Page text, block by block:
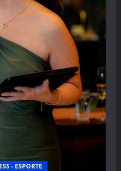
- ESPORTE